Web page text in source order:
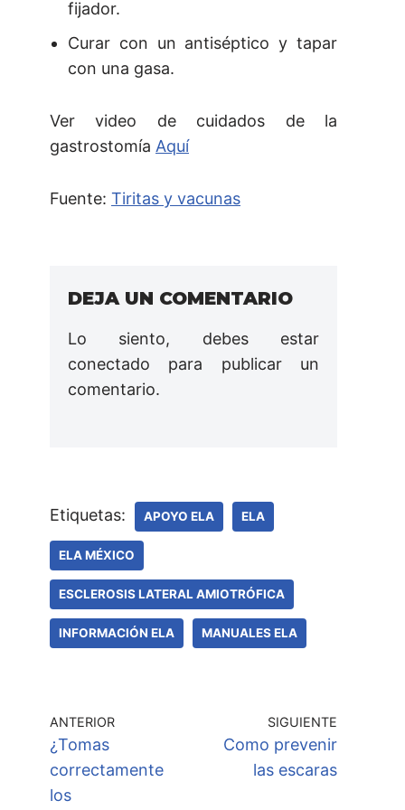
fijador.
Curar con un antiséptico y tapar
con una gasa.
Ver video de cuidados de la
gastrostomía Aquí
Fuente: Tiritas y vacunas
DEJA UN COMENTARIO
Lo siento, debes estar
conectado para publicar un
comentario.
Etiquetas: APOYO ELA ELA
ELA MÉXICO
ESCLEROSIS LATERAL AMIOTRÓFICA
INFORMACIÓN ELA MANUALES ELA
ANTERIOR
¿Tomas
correctamente
los
SIGUIENTE
Como prevenir
las escaras